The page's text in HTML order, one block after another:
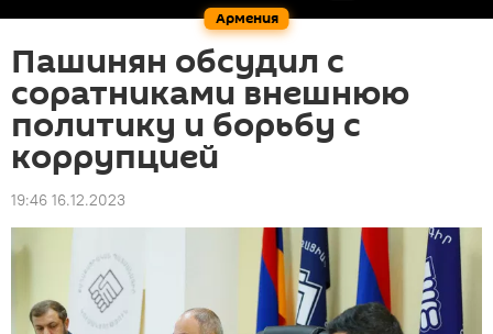
Армения
Пашинян обсудил с
соратниками внешнюю
политику и борьбу с
коррупцией
19:46 16.12.2023